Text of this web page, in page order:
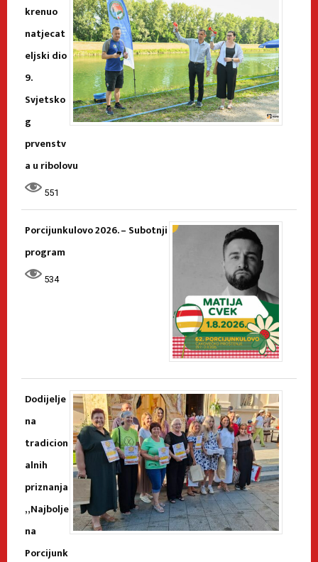
krenuo
natjecat
eljski dio
9.
Svjetsko
g
prvenstv
a u ribolovu
551
Porcijunkulovo 2026. – Subotnji
program
534
Dodijelje
na
tradicion
alnih
priznanja
„Najbolje
na
Porcijunk